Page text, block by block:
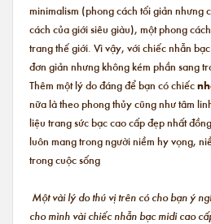
minimalism (phong cách tối giản nhưng
cách của giới siêu giàu), một phong
trang thế giới. Vì vậy, với chiếc nhẫn
đơn giản nhưng không kém phần sang
Thêm một lý do đáng để bạn có chiếc
nữa là theo phong thủy cũng như tâm
liệu trang sức bạc cao cấp đẹp nhất
luôn mang trong người niềm hy vọng,
trong cuộc sống
Một vài lý do thú vị trên có cho bạn ý
cho mình vài chiếc nhẫn bạc midi cao